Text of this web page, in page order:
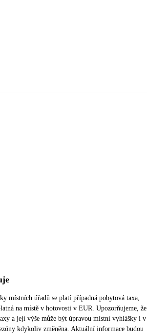
místních úřadů se platí případná pobytová taxa,
na místě v hotovosti v EUR. Upozorňujeme, že
a její výše může být úpravou místní vyhlášky i v
kdykoliv změněna. Aktuální informace budou